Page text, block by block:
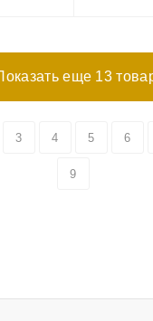
еще 13
3 4 5 6
9